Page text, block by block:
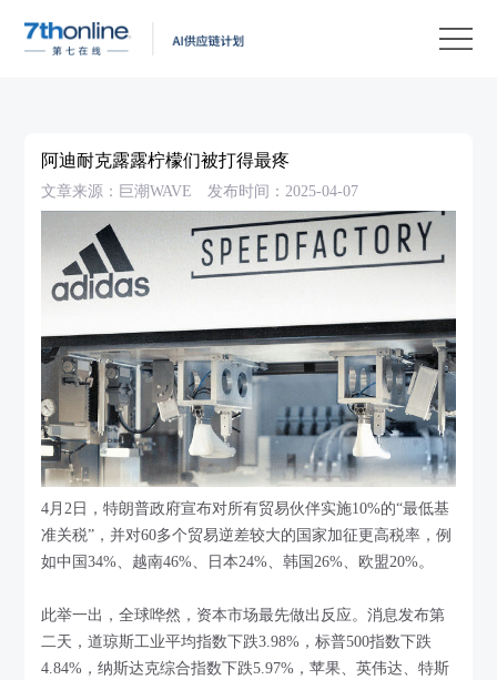
阿迪耐克露露柠檬们被打得最疼
文章来源：巨潮WAVE 发布时间：2025-04-07
4月2日，特朗普政府宣布对所有贸易伙伴实施10%的“最低基
准关税”，并对60多个贸易逆差较大的国家加征更高税率，例
如中国34%、越南46%、日本24%、韩国26%、欧盟20%。
此举一出，全球哗然，资本市场最先做出反应。消息发布第
二天，道琼斯工业平均指数下跌3.98%，标普500指数下跌
4.84%，纳斯达克综合指数下跌5.97%，苹果、英伟达、特斯